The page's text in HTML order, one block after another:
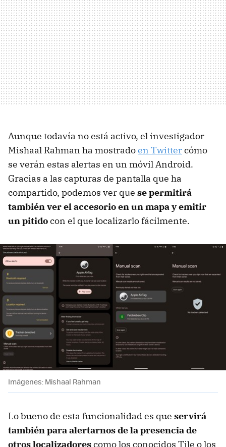
Aunque todavía no está activo, el investigador
Mishaal Rahman ha mostradoen Twittercómo
se verán estas alertas en un móvil Android.
Gracias a las capturas de pantalla que ha
compartido, podemos ver que se permitirá
también ver el accesorio en un mapa y emitir
un pitidocon el que localizarlo fácilmente.
Imágenes: Mishaal Rahman
Lo bueno de esta funcionalidad es que servirá
también para alertarnos de la presencia de
otros localizadorescomo los conocidos Tile o los